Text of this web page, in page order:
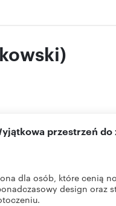
przestrzeń do
dla osób, które cenią
design oraz